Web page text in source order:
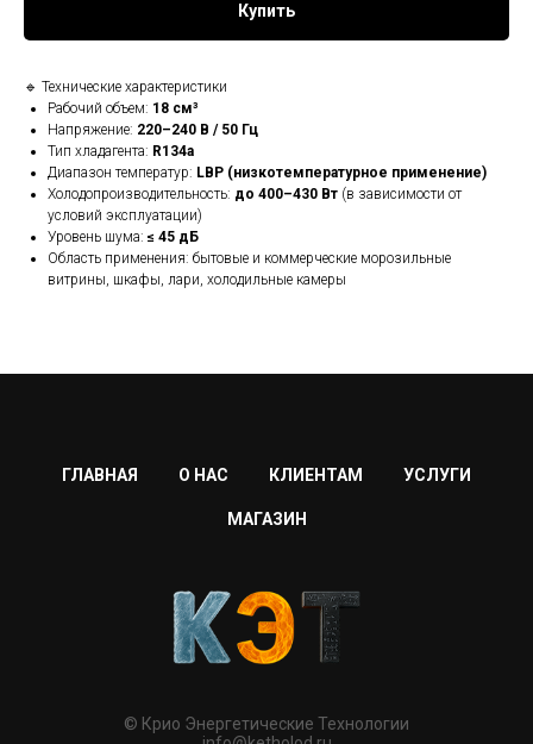
Купить
🔹 Технические характеристики
Рабочий объем: 18 см³
Напряжение: 220–240 В / 50 Гц
Тип хладагента: R134a
Диапазон температур: LBP (низкотемпературное применение)
Холодопроизводительность: до 400–430 Вт (в зависимости от
условий эксплуатации)
Уровень шума: ≤ 45 дБ
Область применения: бытовые и коммерческие морозильные
витрины, шкафы, лари, холодильные камеры
ГЛАВНАЯ О НАС КЛИЕНТАМ УСЛУГИ
МАГАЗИН
© Крио Энергетические Технологии